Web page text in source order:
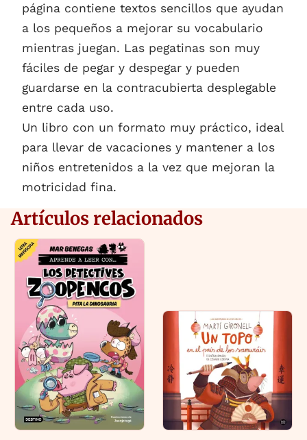
página contiene textos sencillos que ayudan
a los pequeños a mejorar su vocabulario
mientras juegan. Las pegatinas son muy
fáciles de pegar y despegar y pueden
guardarse en la contracubierta desplegable
entre cada uso.
Un libro con un formato muy práctico, ideal
para llevar de vacaciones y mantener a los
niños entretenidos a la vez que mejoran la
motricidad fina.
Artículos relacionados